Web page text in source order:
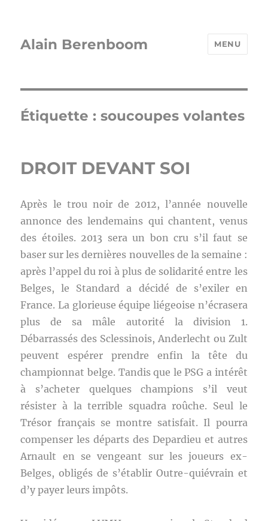
Alain Berenboom MENU
Étiquette :soucoupes volantes
DROIT DEVANT SOI
Après le trou noir de 2012, l’année nouvelle
annonce des lendemains qui chantent, venus
des étoiles. 2013 sera un bon cru s’il faut se
baser sur les dernières nouvelles de la semaine :
après l’appel du roi à plus de solidarité entre les
Belges, le Standard a décidé de s’exiler en
France. La glorieuse équipe liégeoise n’écrasera
plus de sa mâle autorité la division 1.
Débarrassés des Sclessinois, Anderlecht ou Zult
peuvent espérer prendre enfin la tête du
championnat belge. Tandis que le PSG a intérêt
à s’acheter quelques champions s’il veut
résister à la terrible squadra roûche. Seul le
Trésor français se montre satisfait. Il pourra
compenser les départs des Depardieu et autres
Arnault en se vengeant sur les joueurs ex-
Belges, obligés de s’établir Outre-quiévrain et
d’y payer leurs impôts.